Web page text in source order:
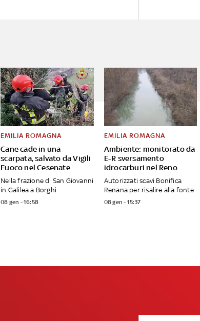
Cane cade in una
scarpata, salvato da Vigili
Fuoco nel Cesenate
EMILIA ROMAGNA
Nella frazione di San Giovanni
in Galilea a Borghi
08 gen - 16:58
Ambiente: monitorato da
E-R sversamento
idrocarburi nel Reno
EMILIA ROMAGNA
Autorizzati scavi Bonifica
Renana per risalire alla fonte
08 gen - 15:37